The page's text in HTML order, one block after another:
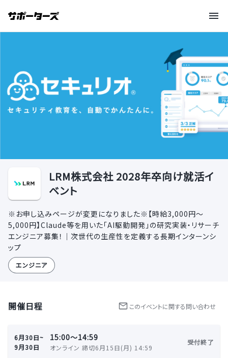
LRM株式会社 2028年卒向け就活イ
ベント
※お申し込みページが変更になりました※【時給3,000円〜
5,000円】Claude等を用いた「AI駆動開発」の研究実装・リサーチ
エンジニア募集！｜次世代の生産性を定義する長期インターンシ
ップ
エンジニア
開催日程 このイベントに関する問い合わせ
6月30日~
9月30日
15:00〜14:59
オンライン 締切6月15日(月) 14:59
受付終了